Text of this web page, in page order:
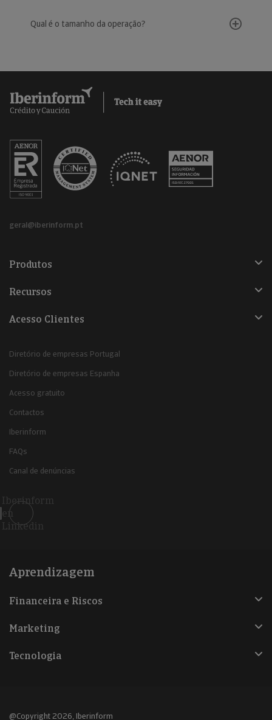
Qual é o tamanho da operação?
geral@iberinform.pt
Produtos
Recursos
Acesso Clientes
Diretório de empresas Portugal
Diretório de empresas Espanha
Acesso gratuito
Contactos
Iberinform
FAQs
Canal de denúncias
Iberinform
en
Linkedin
Aprendizagem
Financeira e Riscos
Marketing
Tecnologia
@Copyright 2026, Iberinform